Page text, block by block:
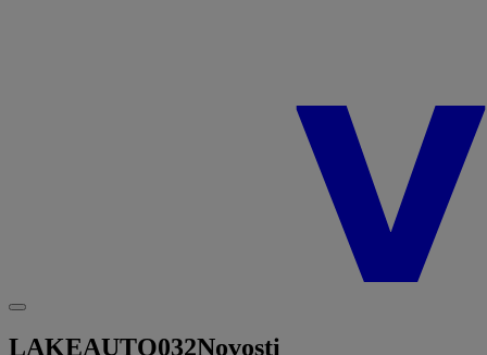
LAKEAUTO032Novosti